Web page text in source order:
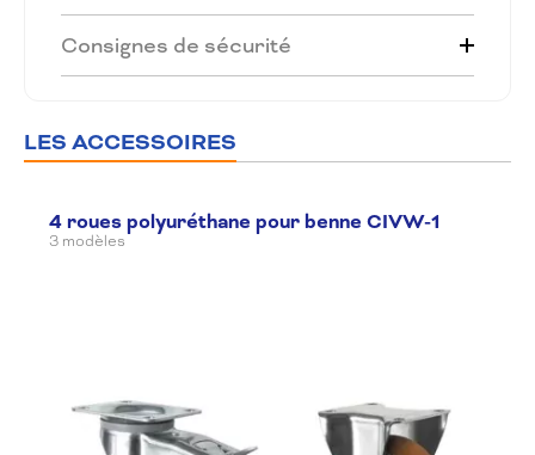
Consignes de sécurité
LES ACCESSOIRES
4 roues polyuréthane pour benne CIVW-1
3 modèles